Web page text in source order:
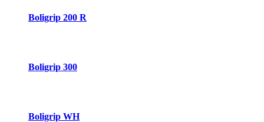
Boligrip 200 R
Boligrip 300
Boligrip WH